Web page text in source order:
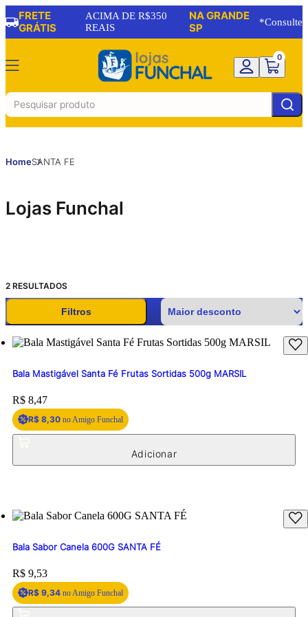
FRETE
GRÁTIS
ACIMA DE R$350
REAIS
NA GRANDE
SP
*Consulte
0
HomeSANTA FE
Lojas Funchal
2 RESULTADOS
Filtros
Bala Mastigável Santa Fé Frutas Sortidas 500g MARSIL
Price:
R$ 8,47
R$ 8,30 no Amigo Funchal
Bala Sabor Canela 600G SANTA FÉ
Price:
R$ 9,53
R$ 9,34 no Amigo Funchal